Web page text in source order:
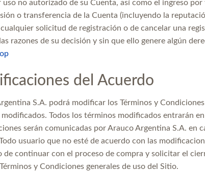
uso no autorizado de su Cuenta, así como el ingreso
o transferencia de la Cuenta (incluyendo la
solicitud de registración o de cancelar una
razones de su decisión y sin que ello genere algún
del Acuerdo
S.A. podrá modificar los Términos y
Todos los términos modificados entrarán
serán comunicadas por Arauco Argentina S.A.
usuario que no esté de acuerdo con las
de continuar con el proceso de compra y solicitar el
y Condiciones generales de uso del Sitio.